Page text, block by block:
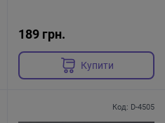
189 грн.
Купити
Код: D-4505